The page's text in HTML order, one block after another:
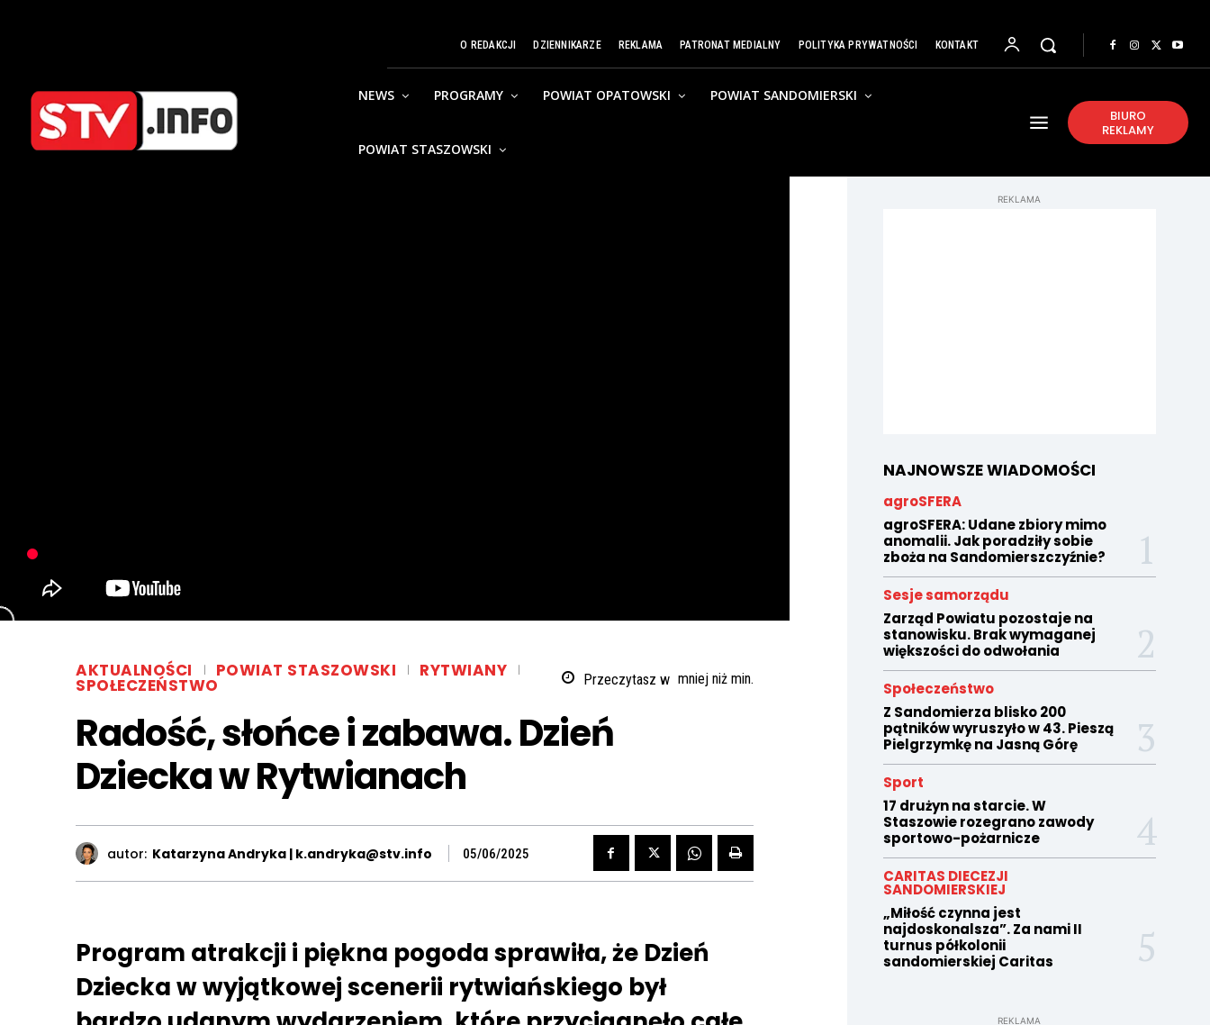
O REDAKCJI DZIENNIKARZE REKLAMA PATRONAT MEDIALNY POLITYKA PRYWATNOŚCI KONTAKT
NEWS PROGRAMY POWIAT OPATOWSKI POWIAT SANDOMIERSKI
POWIAT STASZOWSKI
BIURO
REKLAMY
AKTUALNOŚCI POWIAT STASZOWSKI RYTWIANY
SPOŁECZEŃSTWO Przeczytasz w mniej niżmin.
Radość, słońce i zabawa. Dzień
Dziecka w Rytwianach
autor: Katarzyna Andryka | k.andryka@stv.info 05/06/2025
Program atrakcji i piękna pogoda sprawiła, że Dzień
Dziecka w wyjątkowej scenerii rytwiańskiego był
REKLAMA
NAJNOWSZE WIADOMOŚCI
agroSFERA
agroSFERA: Udane zbiory mimo
anomalii. Jak poradziły sobie
zboża na Sandomierszczyźnie?
Sesje samorządu
Zarząd Powiatu pozostaje na
stanowisku. Brak wymaganej
większości do odwołania
Społeczeństwo
Z Sandomierza blisko 200
pątników wyruszyło w 43. Pieszą
Pielgrzymkę na Jasną Górę
Sport
17 drużyn na starcie. W
Staszowie rozegrano zawody
sportowo-pożarnicze
CARITAS DIECEZJI
SANDOMIERSKIEJ
„Miłość czynna jest
najdoskonalsza”. Za nami II
turnus półkolonii
sandomierskiej Caritas
REKLAMA